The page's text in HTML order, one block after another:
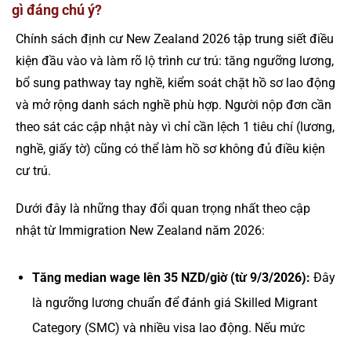
gì đáng chú ý?
Chính sách định cư New Zealand 2026 tập trung siết điều
kiện đầu vào và làm rõ lộ trình cư trú: tăng ngưỡng lương,
bổ sung pathway tay nghề, kiểm soát chặt hồ sơ lao động
và mở rộng danh sách nghề phù hợp. Người nộp đơn cần
theo sát các cập nhật này vì chỉ cần lệch 1 tiêu chí (lương,
nghề, giấy tờ) cũng có thể làm hồ sơ không đủ điều kiện
cư trú.
Dưới đây là những thay đổi quan trọng nhất theo cập
nhật từ Immigration New Zealand năm 2026:
Tăng median wage lên 35 NZD/giờ (từ 9/3/2026): Đây
là ngưỡng lương chuẩn để đánh giá Skilled Migrant
Category (SMC) và nhiều visa lao động. Nếu mức